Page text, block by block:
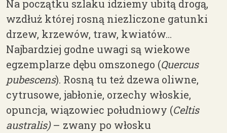
Na początku szlaku idziemy ubitą drogą,
wzdłuż której rosną niezliczone gatunki
drzew, krzewów, traw, kwiatów…
Najbardziej godne uwagi są wiekowe
egzemplarze dębu omszonego (Quercus
pubescens). Rosną tu też dzewa oliwne,
cytrusowe, jabłonie, orzechy włoskie,
opuncja, wiązowiec południowy (Celtis
australis)– zwany po włosku